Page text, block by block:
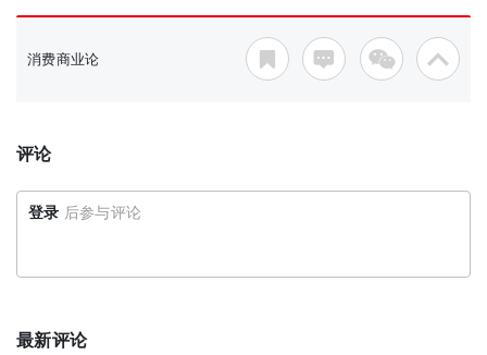
消费商业论
评论
登录 后参与评论
最新评论